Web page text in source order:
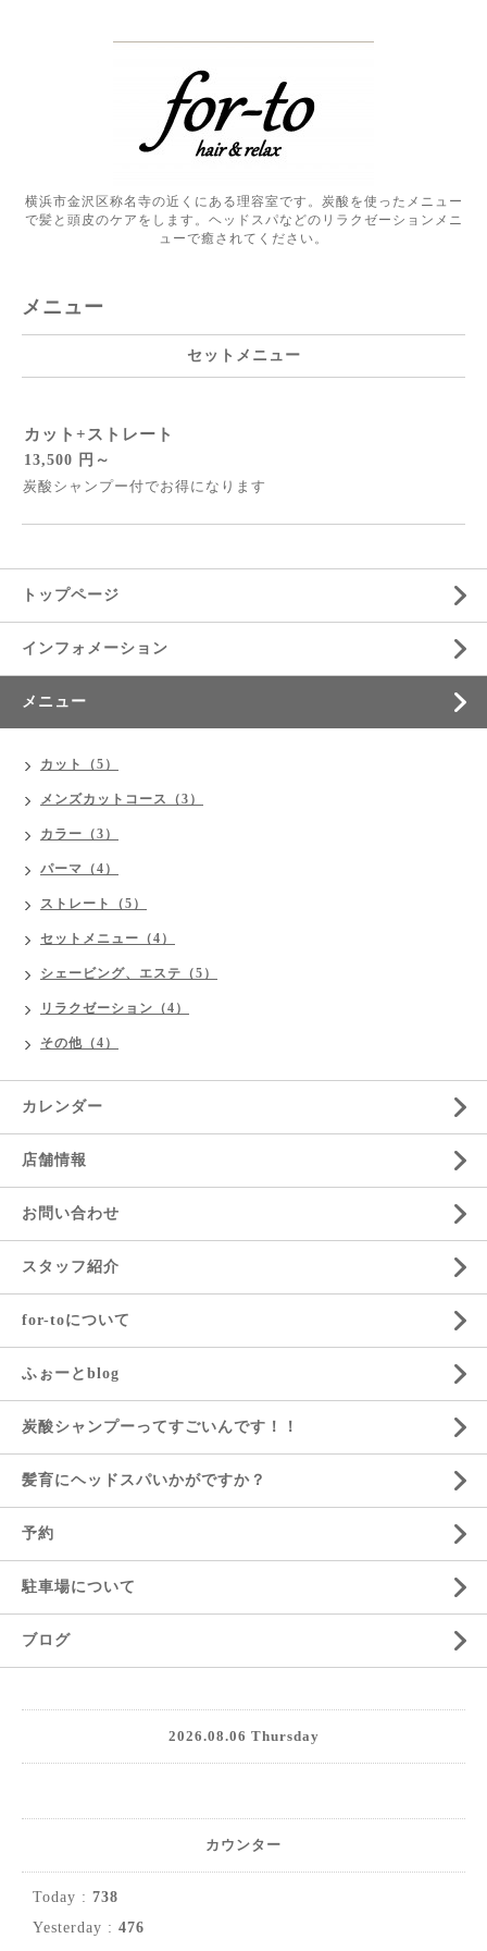
横浜市金沢区称名寺の近くにある理容室です。炭酸を使ったメニュー
で髪と頭皮のケアをします。ヘッドスパなどのリラクゼーションメニ
ューで癒されてください。
メニュー
セットメニュー
カット+ストレート
13,500 円～
炭酸シャンプー付でお得になります
トップページ
インフォメーション
メニュー
カット（5）
メンズカットコース（3）
カラー（3）
パーマ（4）
ストレート（5）
セットメニュー（4）
シェービング、エステ（5）
リラクゼーション（4）
その他（4）
カレンダー
店舗情報
お問い合わせ
スタッフ紹介
for-toについて
ふぉーとblog
炭酸シャンプーってすごいんです！！
髪育にヘッドスパいかがですか？
予約
駐車場について
ブログ
2026.08.06 Thursday
カウンター
Today : 738
Yesterday : 476